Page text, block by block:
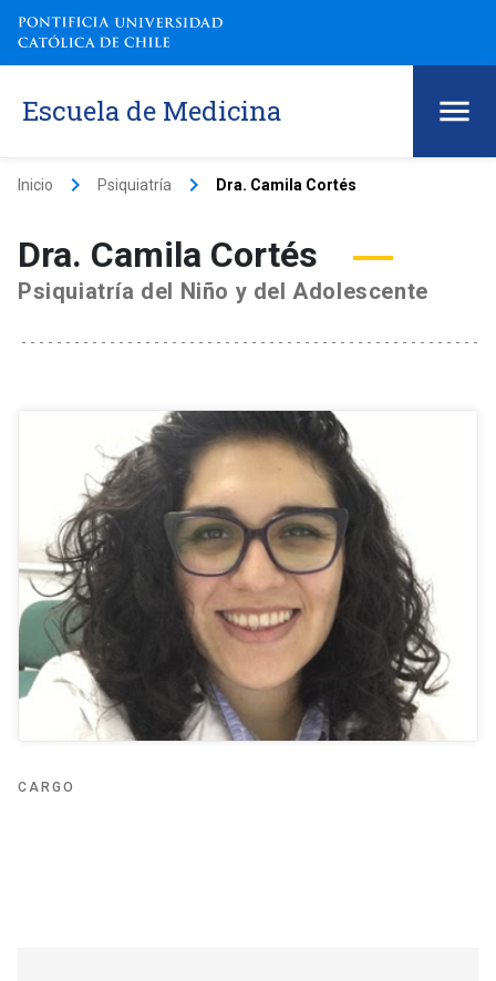
Escuela de Medicina
Inicio keyboard_arrow_right Psiquiatría keyboard_arrow_right Dra. Camila Cortés
Dra. Camila Cortés
Psiquiatría del Niño y del Adolescente
CARGO